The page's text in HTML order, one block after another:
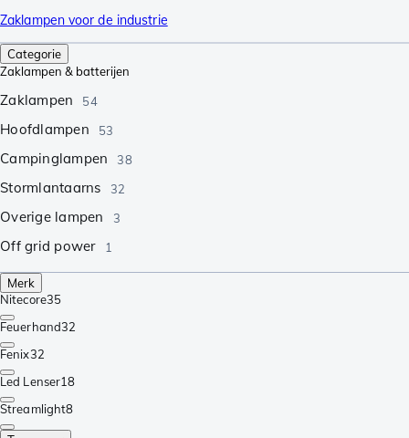
Zaklampen voor de industrie
Categorie
Zaklampen & batterijen
Zaklampen 54
Hoofdlampen 53
Campinglampen 38
Stormlantaarns 32
Overige lampen 3
Off grid power 1
Merk
Nitecore35
Feuerhand32
Fenix32
Led Lenser18
Streamlight8